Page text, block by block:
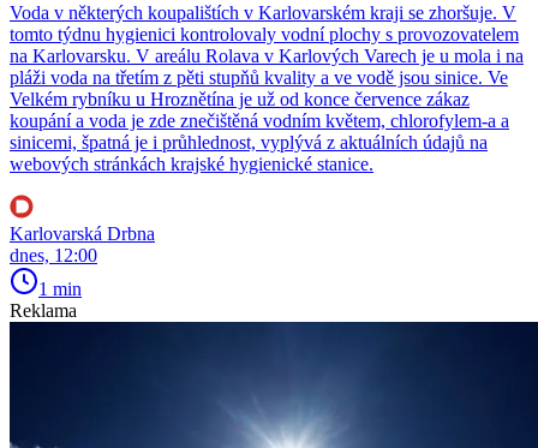
Voda v některých koupalištích v Karlovarském kraji se zhoršuje. V
tomto týdnu hygienici kontrolovaly vodní plochy s provozovatelem
na Karlovarsku. V areálu Rolava v Karlových Varech je u mola i na
pláži voda na třetím z pěti stupňů kvality a ve vodě jsou sinice. Ve
Velkém rybníku u Hroznětína je už od konce července zákaz
koupání a voda je zde znečištěná vodním květem, chlorofylem-a a
sinicemi, špatná je i průhlednost, vyplývá z aktuálních údajů na
webových stránkách krajské hygienické stanice.
Karlovarská Drbna
dnes, 12:00
1 min
Reklama